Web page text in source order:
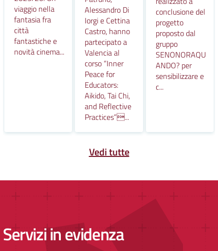
viaggio nella
fantasia fra
città
fantastiche e
novità cinema...
Alessandro Di
Iorgi e Cettina
Castro, hanno
partecipato a
Valencia al
corso “Inner
Peace for
Educators:
Aikido, Tai Chi,
and Reflective
Practices”...
conclusione del
progetto
proposto dal
gruppo
SENONORAQU
ANDO? per
sensibilizzare e
c...
Vedi tutte
Servizi in evidenza